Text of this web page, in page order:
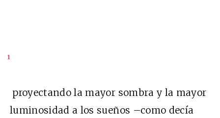
1
proyectando la mayor sombra y la mayor
luminosidad a los sueños –como decía